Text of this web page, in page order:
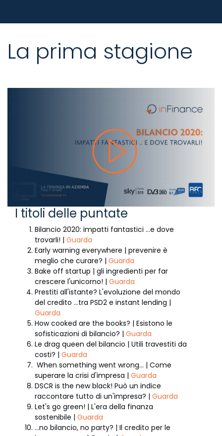
La prima stagione
I titoli delle puntate
Bilancio 2020: impatti fantastici ...e dove
trovarli! | Guarda
Early warning everywhere | prevenire è
meglio che curare? | Guarda
Bake off startup | gli ingredienti per far
crescere l'unicorno! | Guarda
Prestiti all'istante? L'evoluzione del mondo
del credito ...tra PSD2 e instant lending |
Guarda
How cooked are the books? | Esistono le
sofisticazioni di bilancio? | Guarda
Le drag queen del bilancio | Utili travestiti da
costi? | Guarda
When something went wrong... | Come
superare la crisi d'impresa | Guarda
DSCR is the new black! Può un indice
raccontare tutto di un'impresa? | Guarda
Let's go green! | L'era della finanza
sostenibile | Guarda
...no bilancio, no party? | Il credito per le